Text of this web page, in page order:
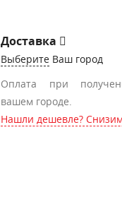
Доставка
Выберите Ваш город
Оплата при
вашем городе.
Нашли дешевле?